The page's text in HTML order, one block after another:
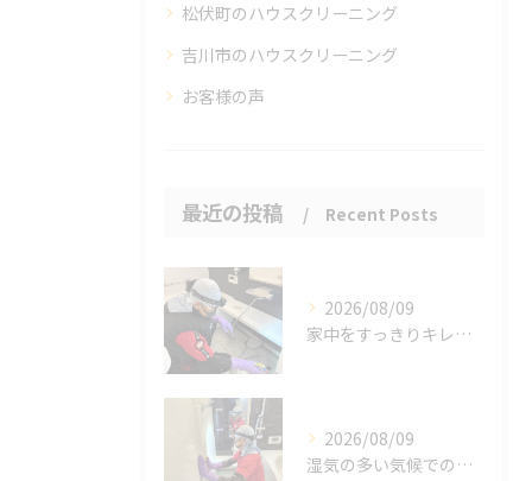
松伏町のハウスクリーニング
吉川市のハウスクリーニング
お客様の声
最近の投稿 Recent Posts
2026/08/09
家中をすっきりキレイに保ちましょう。
2026/08/09
湿気の多い気候での課題。